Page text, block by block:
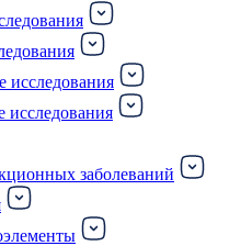
исследования
исследования
заболеваний